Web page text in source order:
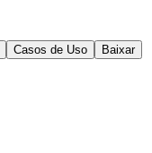
Casos de Uso Baixar